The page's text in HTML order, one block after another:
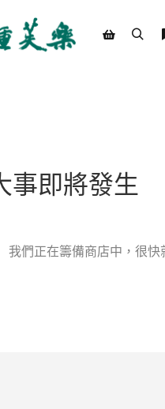
事即將發生
我們正在籌備商店中，很快